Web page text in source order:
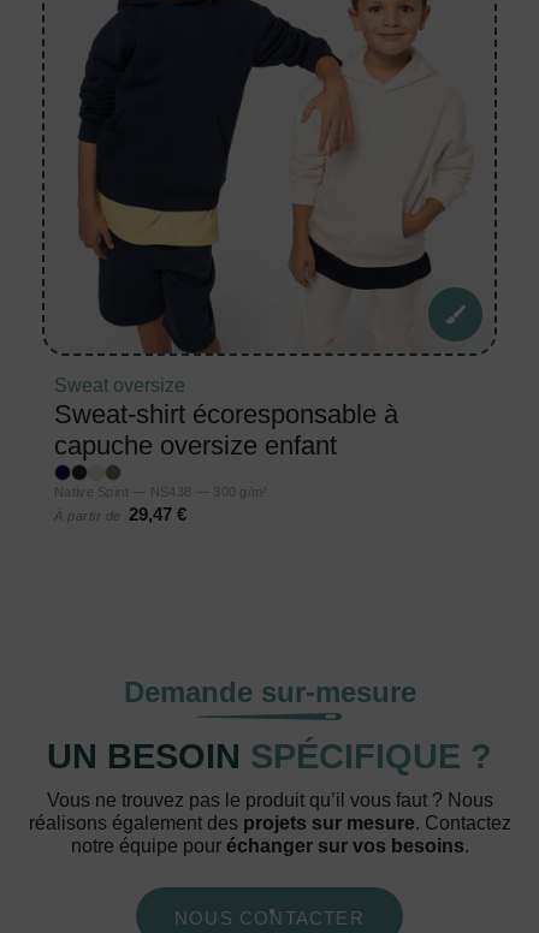
Sweat oversize
Sweat-shirt écoresponsable à
capuche oversize enfant
Native Spirit — NS438 — 300 g/m²
À partir de
29,47 €
Demande sur-mesure
UN BESOIN SPÉCIFIQUE ?
Vous ne trouvez pas le produit qu’il vous faut ? Nous
réalisons également des projets sur mesure. Contactez
notre équipe pour échanger sur vos besoins.
NOUS CONTACTER